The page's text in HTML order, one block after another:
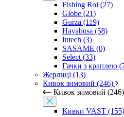
Fishing Roi (27)
Globe (21)
Gurza (119)
Hayabusa (58)
Intech (3)
SASAME (0)
Select (33)
Гачки з краплею
Жерлиці (13)
Кивок зимовий (246)
Кивок зимовий (246)
Кивки VAST (155)